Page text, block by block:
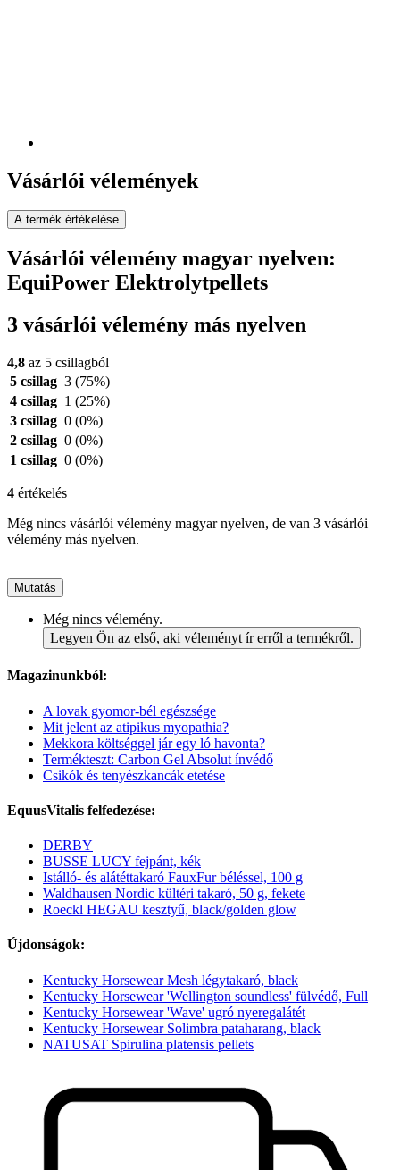
Vásárlói vélemények
A termék értékelése
Vásárlói vélemény magyar nyelven:
EquiPower Elektrolytpellets
3 vásárlói vélemény más nyelven
4,8 az 5 csillagból
5 csillag 3 (75%)
4 csillag 1 (25%)
3 csillag 0 (0%)
2 csillag 0 (0%)
1 csillag 0 (0%)
4 értékelés
Még nincs vásárlói vélemény magyar nyelven, de van 3 vásárlói
vélemény más nyelven.
Mutatás
Még nincs vélemény.
Legyen Ön az első, aki véleményt ír erről a termékről.
Magazinunkból:
A lovak gyomor-bél egészsége
Mit jelent az atipikus myopathia?
Mekkora költséggel jár egy ló havonta?
Termékteszt: Carbon Gel Absolut ínvédő
Csikók és tenyészkancák etetése
EquusVitalis felfedezése:
DERBY
BUSSE LUCY fejpánt, kék
Istálló- és alátéttakaró FauxFur béléssel, 100 g
Waldhausen Nordic kültéri takaró, 50 g, fekete
Roeckl HEGAU kesztyű, black/golden glow
Újdonságok:
Kentucky Horsewear Mesh légytakaró, black
Kentucky Horsewear 'Wellington soundless' fülvédő, Full
Kentucky Horsewear 'Wave' ugró nyeregalátét
Kentucky Horsewear Solimbra pataharang, black
NATUSAT Spirulina platensis pellets